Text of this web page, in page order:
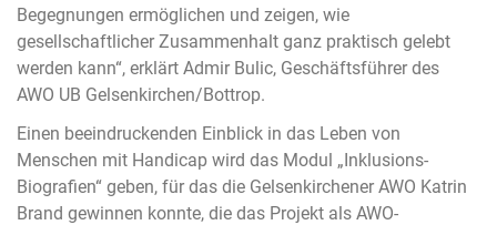
Begegnungen ermöglichen und zeigen, wie
gesellschaftlicher Zusammenhalt ganz praktisch gelebt
werden kann“, erklärt Admir Bulic, Geschäftsführer des
AWO UB Gelsenkirchen/Bottrop.
Einen beeindruckenden Einblick in das Leben von
Menschen mit Handicap wird das Modul „Inklusions-
Biografien“ geben, für das die Gelsenkirchener AWO Katrin
Brand gewinnen konnte, die das Projekt als AWO-